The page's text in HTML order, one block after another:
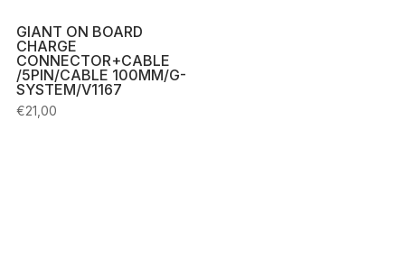
GIANT ON BOARD
CHARGE
CONNECTOR+CABLE
/5PIN/CABLE 100MM/G-
SYSTEM/V1167
€21,00